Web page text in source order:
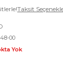
Taksit
00
Yok